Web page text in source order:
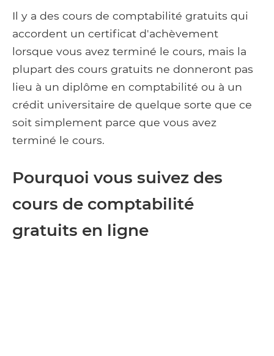
Il y a des cours de comptabilité gratuits qui
accordent un certificat d'achèvement
lorsque vous avez terminé le cours, mais la
plupart des cours gratuits ne donneront pas
lieu à un diplôme en comptabilité ou à un
crédit universitaire de quelque sorte que ce
soit simplement parce que vous avez
terminé le cours.
Pourquoi vous suivez des
cours de comptabilité
gratuits en ligne